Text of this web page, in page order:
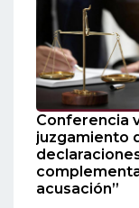
Conferencia
juzgamiento
acusación”